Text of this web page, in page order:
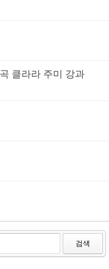
클라라 주미 강과
검색